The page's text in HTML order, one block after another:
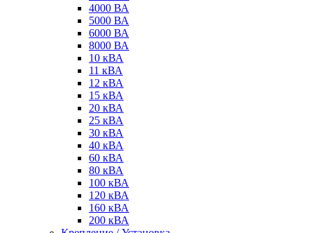
4000 ВА
5000 ВА
6000 ВА
8000 ВА
10 кВА
11 кВА
12 кВА
15 кВА
20 кВА
25 кВА
30 кВА
40 кВА
60 кВА
80 кВА
100 кВА
120 кВА
160 кВА
200 кВА